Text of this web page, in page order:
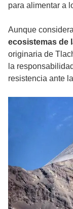
para alimentar a
Aunque
ecosistemas de
originaria de
la
resistencia ante